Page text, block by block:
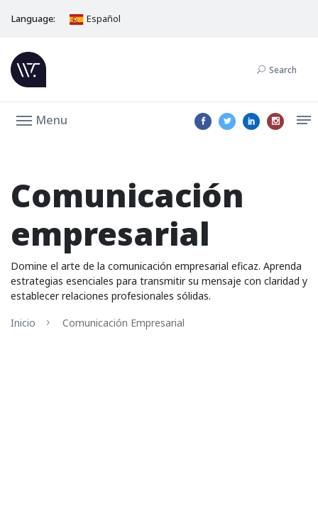
Language: Español
Search
Menu
Comunicación
empresarial
Domine el arte de la comunicación empresarial eficaz. Aprenda
estrategias esenciales para transmitir su mensaje con claridad y
establecer relaciones profesionales sólidas.
Inicio
Comunicación Empresarial